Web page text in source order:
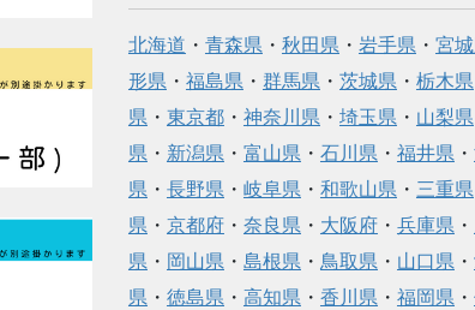
北海道 ・ 青森県 ・ 秋田県 ・ 岩手県 ・ 宮
形県 ・ 福島県 ・ 群馬県 ・ 茨城県 ・ 栃木県
県 ・ 東京都・ 神奈川県 ・ 埼玉県 ・ 山梨県
県 ・ 新潟県 ・ 富山県 ・ 石川県 ・ 福井県 ・
県 ・ 長野県 ・ 岐阜県 ・ 和歌山県 ・ 三重県
県 ・ 京都府・ 奈良県 ・ 大阪府・ 兵庫県 ・
県 ・ 岡山県 ・ 島根県 ・ 鳥取県 ・ 山口県 ・
県 ・ 徳島県 ・ 高知県 ・ 香川県 ・ 福岡県 ・